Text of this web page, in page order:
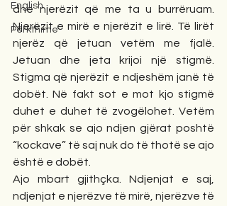
English
Përkthime
dhe njerëzit që me ta u burrëruam.
Njerëzit e mirë e njerëzit e lirë. Të lirët
njerëz që jetuan vetëm me fjalë.
Jetuan dhe jeta krijoi një stigmë.
Stigma që njerëzit e ndjeshëm janë të
dobët. Në fakt sot e mot kjo stigmë
duhet e duhet të zvogëlohet. Vetëm
për shkak se ajo ndjen gjërat poshtë
“kockave” të saj nuk do të thotë se ajo
është e dobët.
Ajo mbart gjithçka. Ndjenjat e saj,
ndjenjat e njerëzve të mirë, njerëzve të